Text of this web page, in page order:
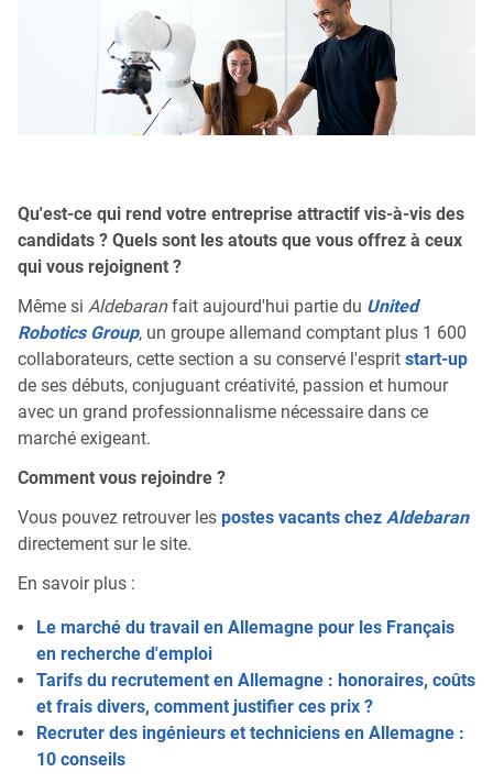
Qu'est-ce qui rend votre entreprise attractif vis-à-vis des
candidats ? Quels sont les atouts que vous offrez à ceux
qui vous rejoignent ?
Même si Aldebaranfait aujourd'hui partie du United
Robotics Group, un groupe allemand comptant plus 1 600
collaborateurs, cette section a su conservé l'esprit start-up
de ses débuts, conjuguant créativité, passion et humour
avec un grand professionnalisme nécessaire dans ce
marché exigeant.
Comment vous rejoindre ?
Vous pouvez retrouver les postes vacants chez Aldebaran
directement sur le site.
En savoir plus :
Le marché du travail en Allemagne pour les Français
en recherche d'emploi
Tarifs du recrutement en Allemagne : honoraires, coûts
et frais divers, comment justifier ces prix ?
Recruter des ingénieurs et techniciens en Allemagne :
10 conseils